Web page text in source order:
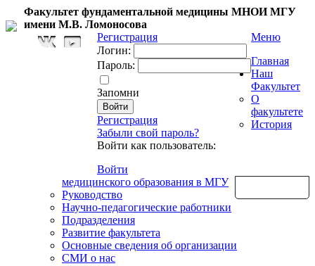
Факультет фундаментальной медицины МНОИ МГУ
имени М.В. Ломоносова
Регистрация
Логин:
Пароль:
Запомни
Регистрация
Забыли свой пароль?
Войти как пользователь:
Войти
Меню
Главная
Наш
Факультет
О
факультете
История
медицинского образования в МГУ
Руководство
Научно-педагогические работники
Подразделения
Развитие факультета
Основные сведения об организации
СМИ о нас